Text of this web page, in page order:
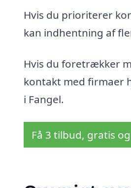
Hvis du prioriterer
kan indhentning af
Hvis du foretrækker
kontakt med firmaer
i Fangel.
Få 3 tilbud, gratis